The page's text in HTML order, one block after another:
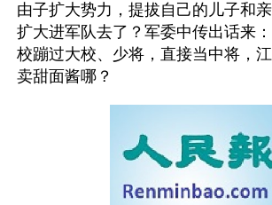
由子扩大势力，提拔自己的儿子和
扩大进军队去了？军委中传出话来
校蹦过大校、少将，直接当中将，
卖甜面酱哪？